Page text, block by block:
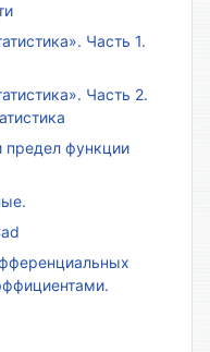
Часть 1.
Часть 2.
предел функции